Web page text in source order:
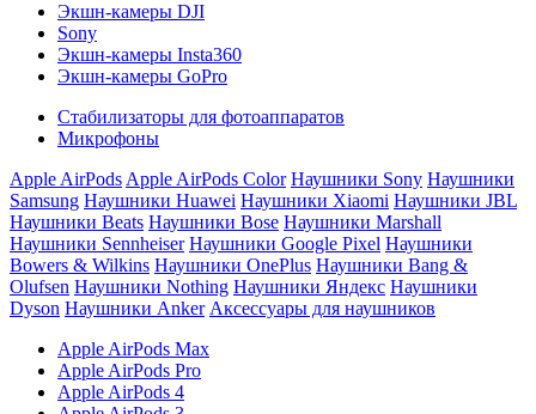
Экшн-камеры DJI
Sony
Экшн-камеры Insta360
Экшн-камеры GoPro
Стабилизаторы для фотоаппаратов
Микрофоны
Apple AirPods Apple AirPods Color Наушники Sony Наушники
Samsung Наушники Huawei Наушники Xiaomi Наушники JBL
Наушники Beats Наушники Bose Наушники Marshall
Наушники Sennheiser Наушники Google Pixel Наушники
Bowers & Wilkins Наушники OnePlus Наушники Bang &
Olufsen Наушники Nothing Наушники Яндекс Наушники
Dyson Наушники Anker Аксессуары для наушников
Apple AirPods Max
Apple AirPods Pro
Apple AirPods 4